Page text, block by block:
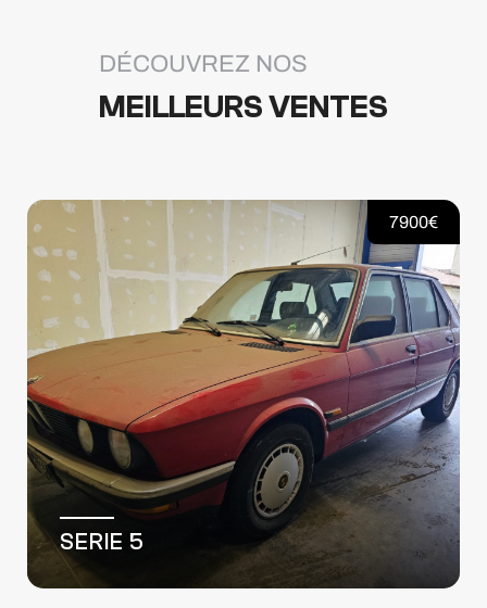
DÉCOUVREZ NOS
MEILLEURS VENTES
13500€
KANGOO II EXPRESS